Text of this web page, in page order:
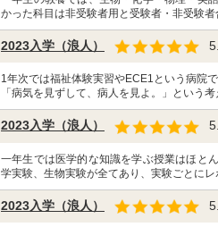
かった科目は非受験者用と受験者・非受験
2023入学（浪人）
1年次では福祉体験実習やECE1という病院
「病気を見ずして、病人を見よ。」という
2023入学（浪人）
一年生では医学的な知識を学ぶ授業はほと
学実験、生物実験が全てあり、実験ごとに
2023入学（浪人）